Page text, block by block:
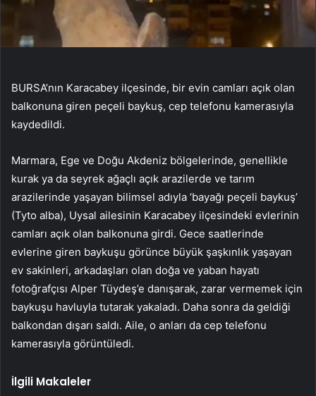
BURSA’nın Karacabey ilçesinde, bir evin camları açık olan
balkonuna giren peçeli baykuş, cep telefonu kamerasıyla
kaydedildi.
Marmara, Ege ve Doğu Akdeniz bölgelerinde, genellikle
kurak ya da seyrek ağaçlı açık arazilerde ve tarım
arazilerinde yaşayan bilimsel adıyla ‘bayağı peçeli baykuş’
(Tyto alba), Uysal ailesinin Karacabey ilçesindeki evlerinin
camları açık olan balkonuna girdi. Gece saatlerinde
evlerine giren baykuşu görünce büyük şaşkınlık yaşayan
ev sakinleri, arkadaşları olan doğa ve yaban hayatı
fotoğrafçısı Alper Tüydeş’e danışarak, zarar vermemek için
baykuşu havluyla tutarak yakaladı. Daha sonra da geldiği
balkondan dışarı saldı. Aile, o anları da cep telefonu
kamerasıyla görüntüledi.
İlgili Makaleler